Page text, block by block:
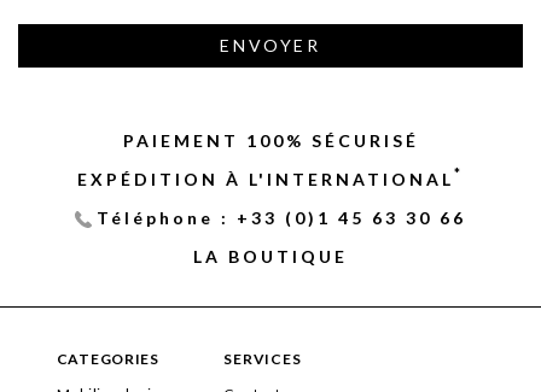
ENVOYER
PAIEMENT 100% SÉCURISÉ
EXPÉDITION À L'INTERNATIONAL *
Téléphone : +33 (0)1 45 63 30 66
LA BOUTIQUE
CATEGORIES
SERVICES